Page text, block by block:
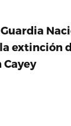
extinción